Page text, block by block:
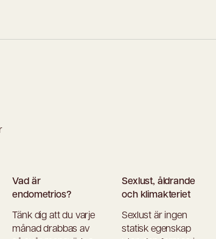
Vad är
endometrios?
Tänk dig att du varje
månad drabbas av
Sexlust, åldrande
och klimakteriet
Sexlust är ingen
statisk egenskap